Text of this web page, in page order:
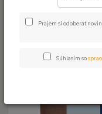
Prajem si odoberať
Súhlasím so